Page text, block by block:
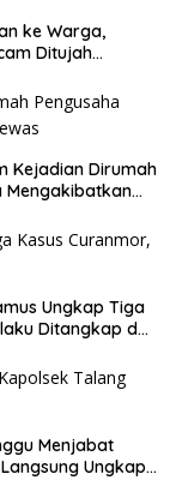
ke Warga,
Ditujah
Kejadian Dirumah
Mengakibatkan
Ungkap Tiga
Ditangkap dan
Menjabat
Ungkap